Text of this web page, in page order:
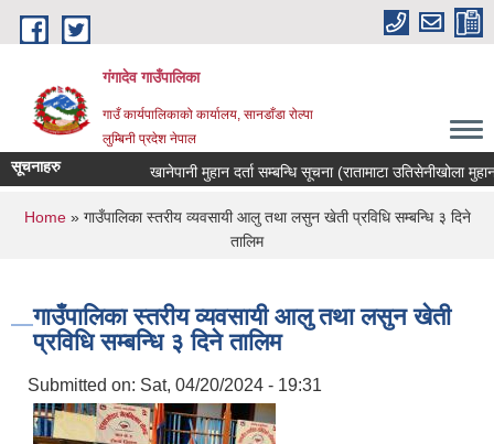
Skip to main content
गंगादेव गाउँपालिका
गाउँ कार्यपालिकाको कार्यालय, सानडाँडा रोल्पा
लुम्बिनी प्रदेश नेपाल
सूचनाहरु खानेपानी मुहान दर्ता सम्बन्धि सूचना (रातामाटा उतिसेनीखोला मुहान)
You are here
Home» गाउँपालिका स्तरीय व्यवसायी आलु तथा लसुन खेती प्रविधि सम्बन्धि ३ दिने
तालिम
गाउँपालिका स्तरीय व्यवसायी आलु तथा लसुन खेती
प्रविधि सम्बन्धि ३ दिने तालिम
Submitted on: Sat, 04/20/2024 - 19:31